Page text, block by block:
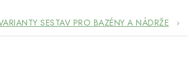
SESTAV PRO BAZÉNY A NÁDRŽE